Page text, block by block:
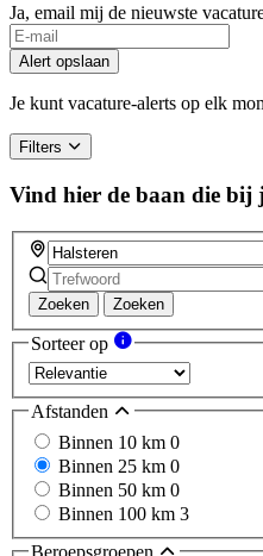
Ja, email mij de nieuwste
Alert opslaan
Je kunt vacature-alerts op elk
Filters
Vind hier de baan die bij
Zoeken Zoeken
Sorteer op
Afstanden
Binnen 10 km 0
Binnen 25 km 0
Binnen 50 km 0
Binnen 100 km 3
Beroepsgroepen